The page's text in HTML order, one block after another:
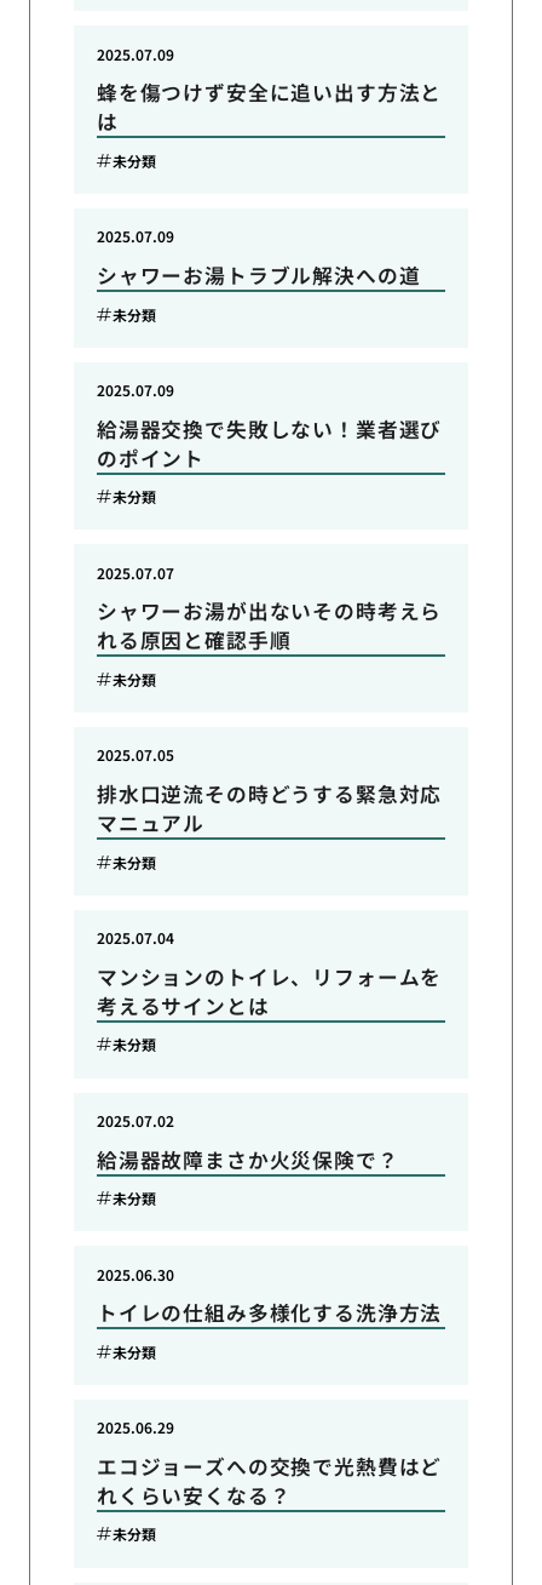
蜂を傷つけず安全に追い出す方法と
は
2025.07.09
未分類
シャワーお湯トラブル解決への道
2025.07.09
未分類
給湯器交換で失敗しない！業者選び
のポイント
2025.07.09
未分類
シャワーお湯が出ないその時考えら
れる原因と確認手順
2025.07.07
未分類
排水口逆流その時どうする緊急対応
マニュアル
2025.07.05
未分類
マンションのトイレ、リフォームを
考えるサインとは
2025.07.04
未分類
給湯器故障まさか火災保険で？
2025.07.02
未分類
トイレの仕組み多様化する洗浄方法
2025.06.30
未分類
エコジョーズへの交換で光熱費はど
れくらい安くなる？
2025.06.29
未分類